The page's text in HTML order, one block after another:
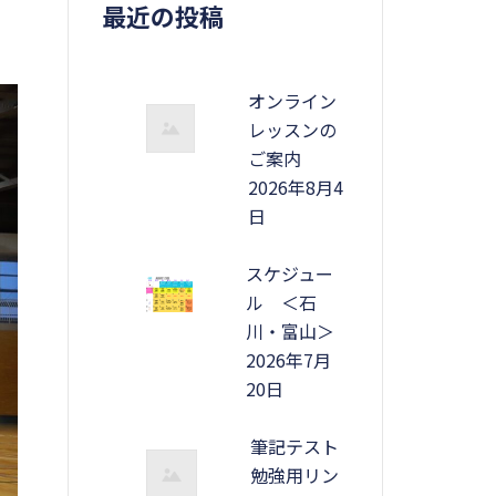
最近の投稿
オンライン
レッスンの
ご案内
2026年8月4
日
スケジュー
ル ＜石
川・富山＞
2026年7月
20日
筆記テスト
勉強用リン